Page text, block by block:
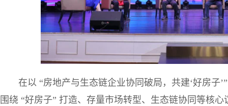
在以 “房地产与生态链企业协同破局，共建‘好房子
围绕 “好房子” 打造、存量市场转型、生态链协同等核